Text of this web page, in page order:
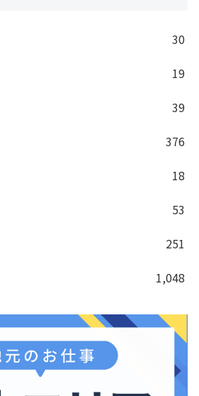
30
19
39
376
18
53
251
1,048